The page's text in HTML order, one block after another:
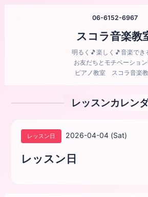
06-6152-6967
スコラ音楽教
明るく🎵楽しく🎵音楽でき
お友だちとモチベーショ
ピアノ教室 スコラ音楽
レッスンカレン
レッスン日 2026-04-04 (Sat)
レッスン日